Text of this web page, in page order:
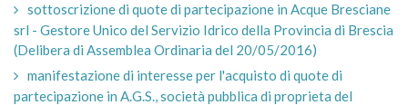
sottoscrizione di quote di partecipazione in Acque Bresciane
srl - Gestore Unico del Servizio Idrico della Provincia di Brescia
(Delibera di Assemblea Ordinaria del 20/05/2016)
manifestazione di interesse per l'acquisto di quote di
partecipazione in A.G.S., società pubblica di proprieta del